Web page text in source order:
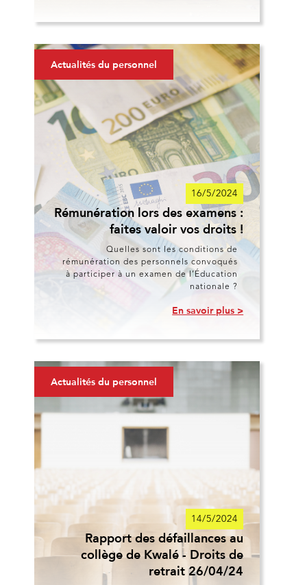
Actualités du personnel
16/5/2024
Rémunération lors des examens :
faites valoir vos droits !
Quelles sont les conditions de
rémunération des personnels convoqués
à participer à un examen de l’Éducation
nationale ?
En savoir plus >
Actualités du personnel
14/5/2024
Rapport des défaillances au
collège de Kwalé - Droits de
retrait 26/04/24